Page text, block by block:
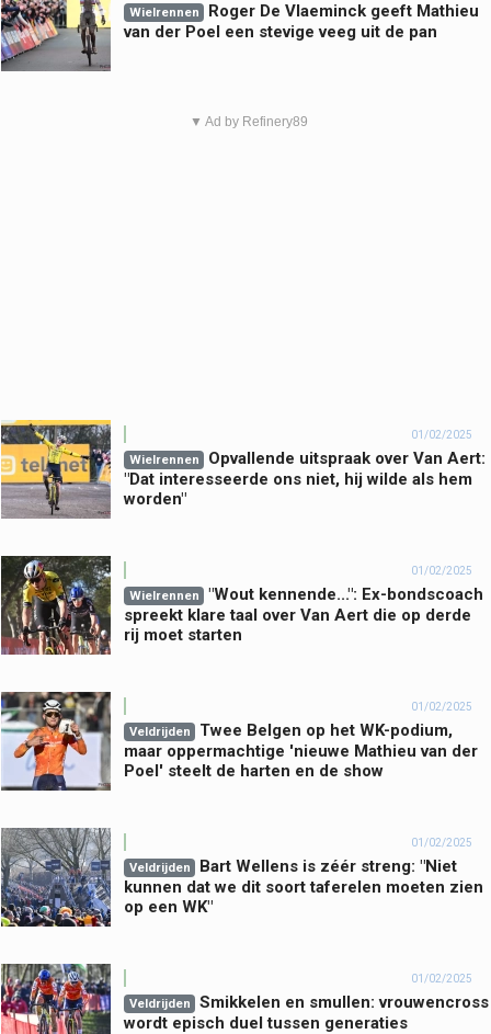
Wielrennen
Roger De Vlaeminck geeft Mathieu
van der Poel een stevige veeg uit de pan
▼ Ad by Refinery89
01/02/2025
Wielrennen
Opvallende uitspraak over Van Aert:
"Dat interesseerde ons niet, hij wilde als hem
worden"
01/02/2025
Wielrennen
"Wout kennende...": Ex-bondscoach
spreekt klare taal over Van Aert die op derde
rij moet starten
01/02/2025
Veldrijden
Twee Belgen op het WK-podium,
maar oppermachtige 'nieuwe Mathieu van der
Poel' steelt de harten en de show
01/02/2025
Veldrijden
Bart Wellens is zéér streng: "Niet
kunnen dat we dit soort taferelen moeten zien
op een WK"
01/02/2025
Veldrijden
Smikkelen en smullen: vrouwencross
wordt episch duel tussen generaties